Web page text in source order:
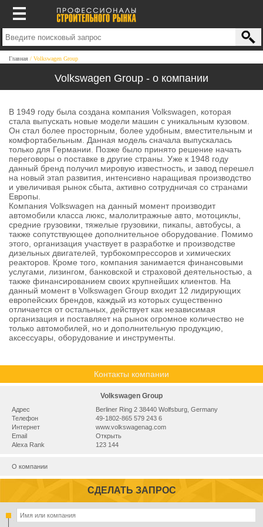
Главная Volkswagen Group
Volkswagen Group - о компании
В 1949 году была создана компания Volkswagen, которая
стала выпускать новые модели машин с уникальным кузовом.
Он стал более просторным, более удобным, вместительным и
комфортабельным. Данная модель сначала выпускалась
только для Германии. Позже было принято решение начать
переговоры о поставке в другие страны. Уже к 1948 году
данный бренд получил мировую известность, и завод перешел
на новый этап развития, интенсивно наращивая производство
и увеличивая рынок сбыта, активно сотрудничая со странами
Европы.
Компания Volkswagen на данный момент производит
автомобили класса люкс, малолитражные авто, мотоциклы,
средние грузовики, тяжелые грузовики, пикапы, автобусы, а
также сопутствующее дополнительное оборудование. Помимо
этого, организация участвует в разработке и производстве
дизельных двигателей, турбокомпрессоров и химических
реакторов. Кроме того, компания занимается финансовыми
услугами, лизингом, банковской и страховой деятельностью, а
также финансированием своих крупнейших клиентов. На
данный момент в Volkswagen Group входит 12 лидирующих
европейских брендов, каждый из которых существенно
отличается от остальных, действует как независимая
организация и поставляет на рынок огромное количество не
только автомобилей, но и дополнительную продукцию,
аксессуары, оборудование и инструменты.
Контакты компании
Volkswagen Group
Адрес
Berliner Ring 2 38440 Wolfsburg, Germany
Телефон
49-1802-865 579 243 6
Интернет
www.volkswagenag.com
Email
Открыть
Alexa Rank
123 144
О компании
СДЕЛАТЬ ЗАПРОС